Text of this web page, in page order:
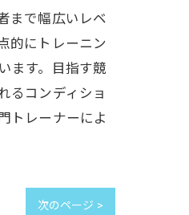
まで幅広いレベ
的にトレーニン
ます。目指す競
るコンディショ
トレーナーによ
次のページ >